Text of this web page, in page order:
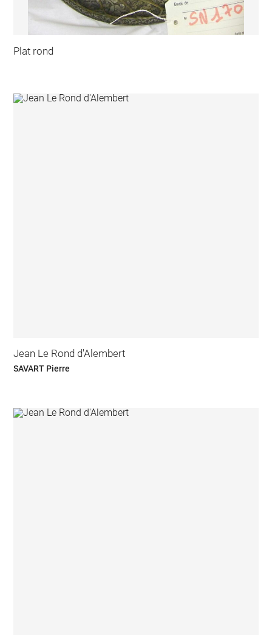
Plat rond
Jean Le Rond d'Alembert
SAVART Pierre